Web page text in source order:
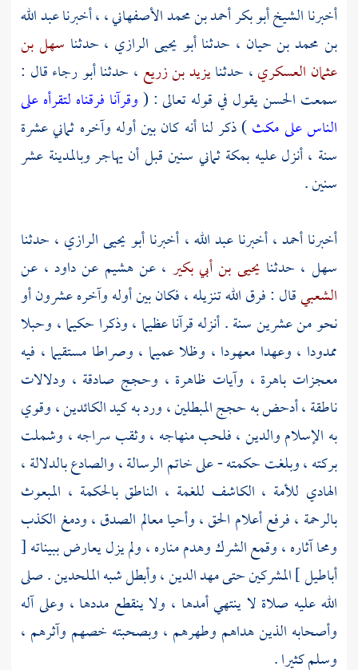
أخبرنا الشيخأبو بكر أحمد بن محمد الأصفهاني ،، أخبرناعبد الله
بن محمد بن حيان ، حدثناأبو يحيى الرازي ، حدثنا سهل بن
عثمان العسكري، حدثنايزيد بن زريع ، حدثناأبو رجاءقال :
سمعت الحسنيقول في قوله تعالى : (وقرآنا فرقناه لتقرأه على
الناس على مكث) ذكر لنا أنه كان بين أوله وآخره ثماني عشرة
سنة ، أنزل عليه بمكةثماني سنين قبل أن يهاجروبالمدينة عشر
سنين .
أخبرناأحمد، أخبرناعبد الله، أخبرناأبو يحيى الرازي ، حدثنا
سهل ، حدثنا يحيى بن أبي بكير ، عنهشيم عنداود ، عن
الشعبيقال : فرق الله تنزيله ، فكان بين أوله وآخره عشرون أو
نحو من عشرين سنة . أنزله قرآنا عظيما ، وذكرا حكيما ، وحبلا
ممدودا ، وعهدا معهودا ، وظلا عميما ، وصراطا مستقيما ، فيه
معجزات باهرة ، وآيات ظاهرة ، وحجج صادقة ، ودلالات
ناطقة ، أدحض به حجج المبطلين ، ورد به كيد الكائدين ، وقوي
به الإسلام والدين ، فلحب منهاجه ، وثقب سراجه ، وشملت
بركته ، وبلغت حكمته - على خاتم الرسالة ، والصادع بالدلالة ،
الهادي للأمة ، الكاشف للغمة ، الناطق بالحكمة ، المبعوث
بالرحمة ، فرفع أعلام الحق ، وأحيا معالم الصدق ، ودمغ الكذب
ومحا آثاره ، وقمع الشرك وهدم مناره ، ولم يزل يعارض ببيناته [
أباطيل ] المشركين حتى مهد الدين ، وأبطل شبه الملحدين . صلى
الله عليه صلاة لا ينتهي أمدها ، ولا ينقطع مددها ، وعلى آله
وأصحابه الذين هداهم وطهرهم ، وبصحبته خصهم وآثرهم ،
وسلم كثيرا .